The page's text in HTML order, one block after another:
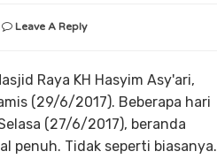
Leave A Reply
Raya KH Hasyim Asy'ari,
(29/6/2017). Beberapa hari
(27/6/2017), beranda
penuh. Tidak seperti biasanya.